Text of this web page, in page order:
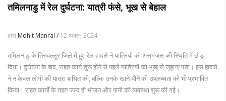
तमिलनाडु में रेल दुर्घटना: यात्री फंसे, भूख से बेहाल
द्वारा Mohit Manral / 12 अक्तू॰ 2024
तमिलनाडु के तिरुवल्लूर जिले में हुए रेल हादसे ने यात्रियों को असमंजस की स्थिति में छोड़
दिया। दुर्घटना के बाद, राहत कार्य शुरू होने से पहले यात्रियों को भूख से जूझना पड़ा। इस हादसे
ने न केवल लोगों की यात्रा बाधित की, बल्कि उनके खाने-पीने की उपलब्धता को भी प्रभावित
किया। राहत कार्यों के तहत जल्द ही भोजन और पानी की व्यवस्था शुरू की गई।